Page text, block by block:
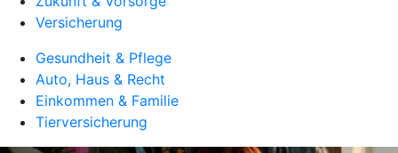
Versicherung
Gesundheit & Pflege
Auto, Haus & Recht
Einkommen & Familie
Tierversicherung